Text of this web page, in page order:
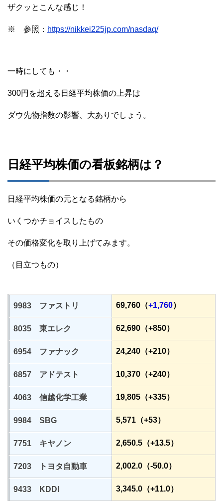
ザクッとこんな感じ！
※ 参照： https://nikkei225jp.com/nasdaq/
一時にしても・・
300円を超える日経平均株価の上昇は
ダウ先物指数の影響、大ありでしょう。
日経平均株価の看板銘柄は？
日経平均株価の元となる銘柄から
いくつかチョイスしたもの
その価格変化を取り上げてみます。
（目立つもの）
9983 ファストリ 69,760（+1,760）
8035 東エレク 62,690（+850）
6954 ファナック 24,240（+210）
6857 アドテスト 10,370（+240）
4063 信越化学工業 19,805（+335）
9984 SBG 5,571（+53）
7751 キヤノン 2,650.5（+13.5）
7203 トヨタ自動車 2,002.0（-50.0）
9433 KDDI 3,345.0（+11.0）